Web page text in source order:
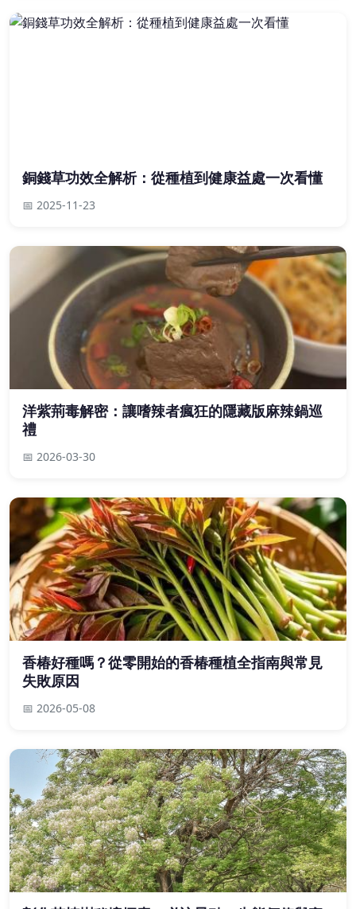
銅錢草功效全解析：從種植到健康益處一次看懂
📅 2025-11-23
洋紫荊毒解密：讓嗜辣者瘋狂的隱藏版麻辣鍋巡
禮
📅 2026-03-30
香椿好種嗎？從零開始的香椿種植全指南與常見
失敗原因
📅 2026-05-08